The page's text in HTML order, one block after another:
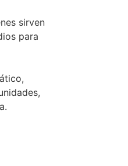
sirven
para